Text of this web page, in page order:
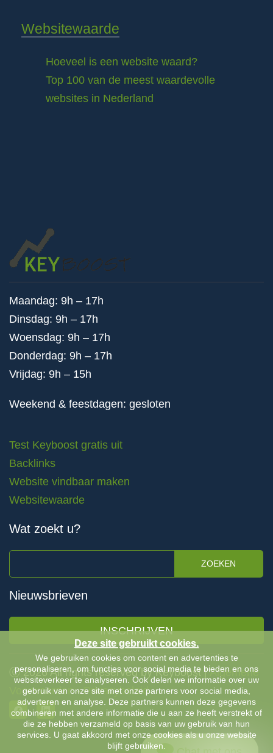
Websitewaarde
Hoeveel is een website waard?
Top 100 van de meest waardevolle
websites in Nederland
Maandag: 9h – 17h
Dinsdag: 9h – 17h
Woensdag: 9h – 17h
Donderdag: 9h – 17h
Vrijdag: 9h – 15h
Weekend & feestdagen: gesloten
Test Keyboost gratis uit
Backlinks
Website vindbaar maken
Websitewaarde
Wat zoekt u?
ZOEKEN
Nieuwsbrieven
INSCHRIJVEN
Ⓒ 2026 All rights reserved by Keyboost |Algemene
Voorwaarden-Privacybeleid
Deze site gebruikt cookies.
We gebruiken cookies om content en advertenties te
personaliseren, om functies voor social media te bieden en ons
websiteverkeer te analyseren. Ook delen we informatie over uw
gebruik van onze site met onze partners voor social media,
adverteren en analyse. Deze partners kunnen deze gegevens
combineren met andere informatie die u aan ze heeft verstrekt of
die ze hebben verzameld op basis van uw gebruik van hun
services. U gaat akkoord met onze cookies als u onze website
blijft gebruiken.